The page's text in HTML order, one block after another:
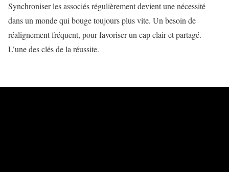
Synchroniser les associés régulièrement devient une nécessité
dans un monde qui bouge toujours plus vite. Un besoin de
réalignement fréquent, pour favoriser un cap clair et partagé.
L’une des clés de la réussite.